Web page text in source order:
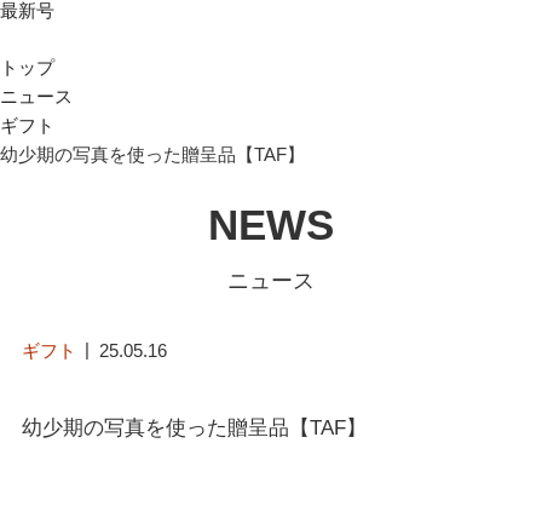
最新号
トップ
ニュース
ギフト
幼少期の写真を使った贈呈品【TAF】
NEWS
ニュース
ギフト 25.05.16
幼少期の写真を使った贈呈品【TAF】